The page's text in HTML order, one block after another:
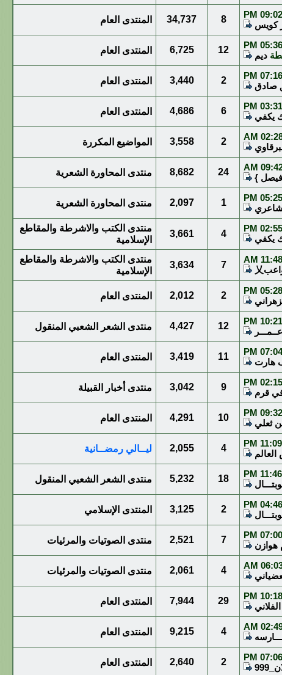
09:02 PM
كويس
8
34,737 المنتدى العام
05:36 PM
ديم
12
6,725 المنتدى العام
07:16 PM
صادق
2
3,440 المنتدى العام
03:31 PM
يكفي
6
4,686 المنتدى العام
02:28
2
3,558 المواضيع المكررة
09:42
}
24
8,682 منتدى المحاورة الشعرية
05:25 PM
1
2,097 منتدى المحاورة الشعرية
02:55 PM
يكفي 4
3,661
منتدى الكتب والاشرطة والمقاطع
الإسلامية
11:48 AM
7
3,634
منتدى الكتب والاشرطة والمقاطع
الإسلامية
05:28 PM
2
2,012 المنتدى العام
10:21 PM
عــمـــر
12
4,427 منتدى الشعر الشعبي المنقول
07:04 PM
هارت
11
3,419 المنتدى العام
02:15 PM
قرم
9
3,042 منتدى أخبار القبيلة
09:32 PM
ثعلي
10
4,291 المنتدى العام
11:09 PM
4
2,055 ليــالي رمضــانية
11:46 PM
18
5,232 منتدى الشعر الشعبي المنقول
04:46 PM
2
3,125 المنتدى الإسلامي
07:00 PM
هوازن
7
2,521 منتدى الصوتيات والمرئيات
06:03
4
2,061 منتدى الصوتيات والمرئيات
10:18 PM
29
7,944 المنتدى العام
02:49
4
9,215 المنتدى العام
07:06 PM
2
2,640 المنتدى العام